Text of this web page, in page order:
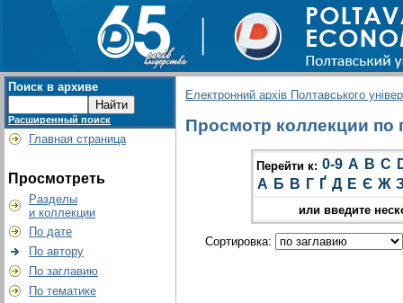
Поиск в архиве
Расширенный поиск
Главная страница
Просмотреть
Разделы
и коллекции
По дате
По автору
По заглавию
По тематике
Електронний архів Полтавського
Просмотр коллекции по
Перейти к: 0-9 A B C
А Б В Г Ґ Д Е Є Ж
или введите
Сортировка: